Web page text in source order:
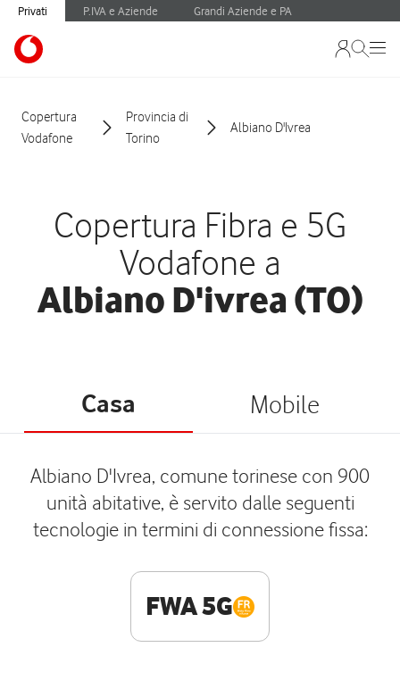
Privati P.IVA e Aziende Grandi Aziende e PA
Copertura
Vodafone
Provincia di
Torino
Albiano D'Ivrea
Copertura Fibra e 5G
Vodafone a
Albiano D'ivrea (TO)
Casa Mobile
Albiano D'Ivrea, comune torinese con 900
unità abitative, è servito dalle seguenti
tecnologie in termini di connessione fissa:
FWA 5G